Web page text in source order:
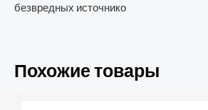
безвредных источнико
Похожие товары